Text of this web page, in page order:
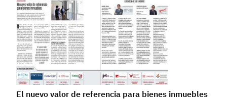
El nuevo valor de referencia para bienes inmuebles